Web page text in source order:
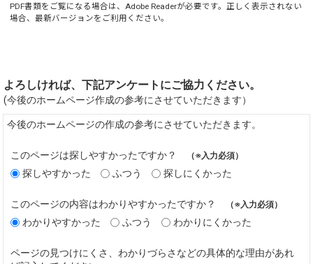
PDF書類をご覧になる場合は、Adobe Readerが必要です。正しく表示されない
場合、最新バージョンをご利用ください。